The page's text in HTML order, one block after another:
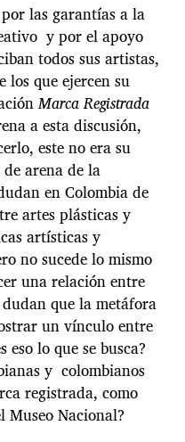
las garantías a la
y por el apoyo
todos sus artistas,
los que ejercen su
Marca Registrada
a esta discusión,
este no era su
arena de la
en Colombia de
artes plásticas y
artísticas y
no sucede lo mismo
una relación entre
que la metáfora
un vínculo entre
eso lo que se busca?
y colombianos
registrada, como
Museo Nacional?